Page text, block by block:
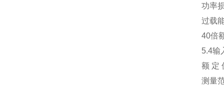
功率损
过载能
40倍额
5.4输入
额 定
测量范